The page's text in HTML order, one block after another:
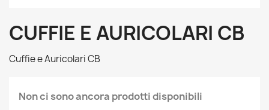
CUFFIE E AURICOLARI CB
Cuffie e Auricolari CB
Non ci sono ancora prodotti disponibili